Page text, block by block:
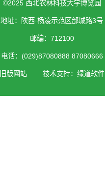
©2025 西北农林科技大学博览园
地址：陕西·杨凌示范区邰城路3号
邮编：712100
电话：(029)87080888 87080666
旧版网站技术支持：绿道软件